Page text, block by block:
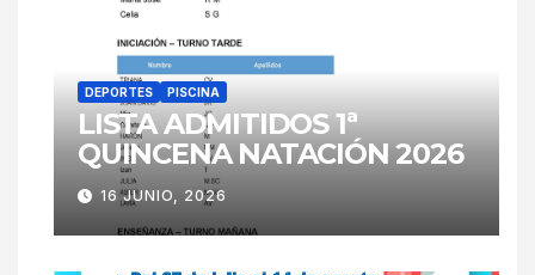
DEPORTES PISCINA
LISTA ADMITIDOS 1ª
QUINCENA NATACIÓN 2026
16 JUNIO, 2026